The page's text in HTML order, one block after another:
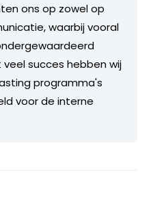
ons op zowel op
waarbij vooral
succes hebben wij
programma's
voor de interne